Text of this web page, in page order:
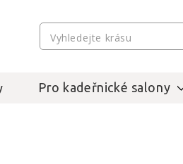
Pro kadeřnické salony